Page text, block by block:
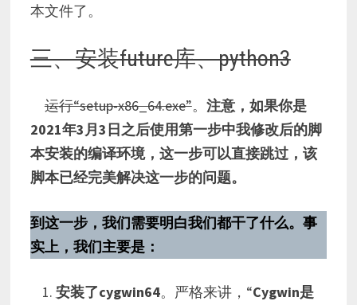
本文件了。
三、安装future库、python3
运行“setup-x86_64.exe”。 注意，如果你是
2021年3月3日之后使用第一步中我修改后的脚
本安装的编译环境，这一步可以直接跳过，该
脚本已经完美解决这一步的问题。
到这一步，我们需要明白我们都干了什么。事
实上，我们主要是：
安装了cygwin64。严格来讲，“Cygwin是